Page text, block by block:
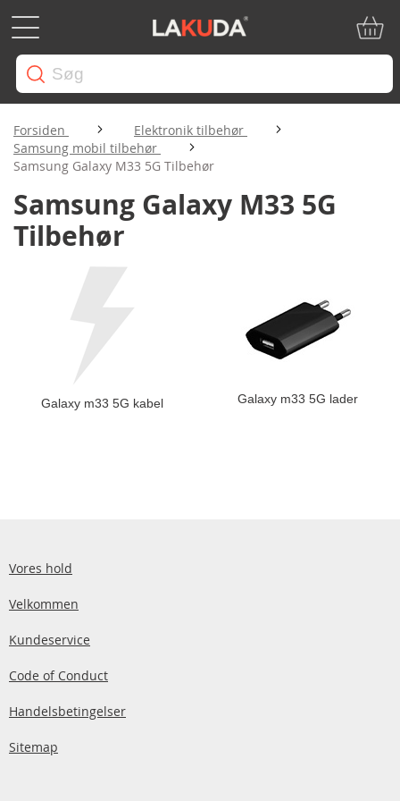
Forsiden
Elektronik tilbehør
Samsung mobil tilbehør
Samsung Galaxy M33 5G Tilbehør
Samsung Galaxy M33 5G
Tilbehør
Galaxy m33 5G kabel Galaxy m33 5G lader
Vores hold
Velkommen
Kundeservice
Code of Conduct
Handelsbetingelser
Sitemap